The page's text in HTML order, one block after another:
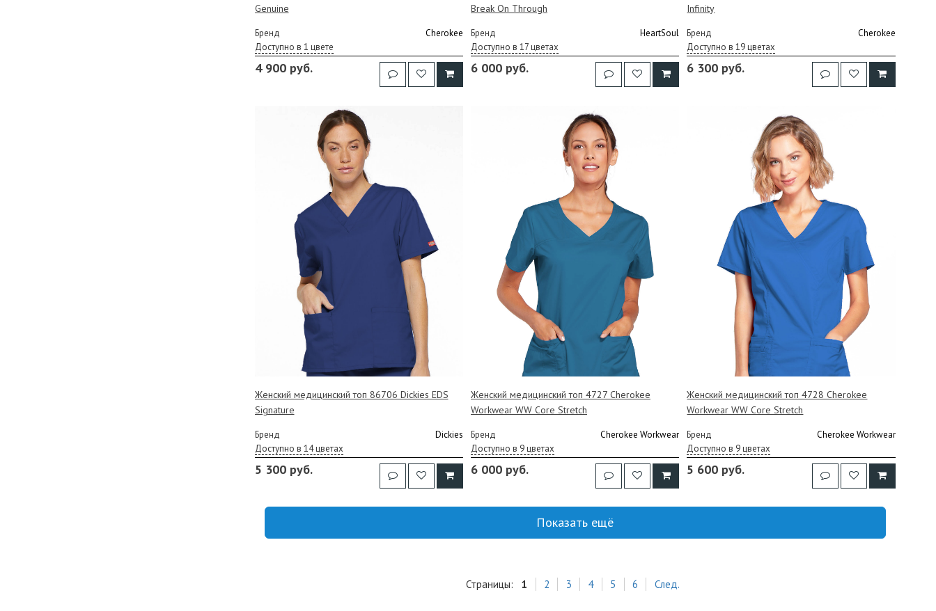
Genuine
Бренд
Cherokee
Доступно в 1 цвете
4 900 руб.
Break On Through
Бренд
HeartSoul
Доступно в 17 цветах
6 000 руб.
Infinity
Бренд
Cherokee
Доступно в 19 цветах
6 300 руб.
Женский медицинский топ 86706 Dickies EDS
Signature
Бренд
Dickies
Доступно в 14 цветах
5 300 руб.
Женский медицинский топ 4727 Cherokee
Workwear WW Core Stretch
Бренд
Cherokee Workwear
Доступно в 9 цветах
6 000 руб.
Женский медицинский топ 4728 Cherokee
Workwear WW Core Stretch
Бренд
Cherokee Workwear
Доступно в 9 цветах
5 600 руб.
Показать ещё
Страницы: 1 2 3 4 5 6 След.